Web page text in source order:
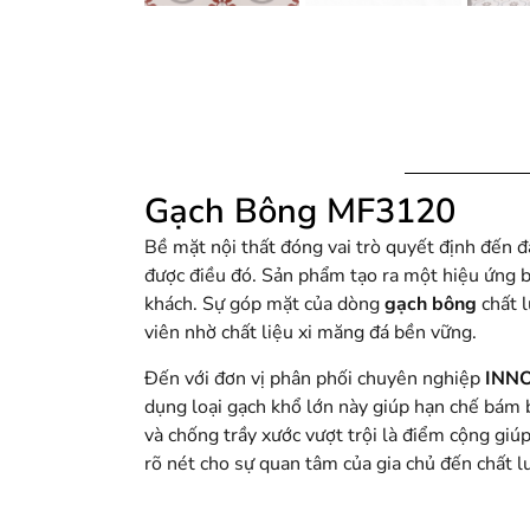
Gạch Bông MF3120
Bề mặt nội thất đóng vai trò quyết định đến
được điều đó. Sản phẩm tạo ra một hiệu ứng
khách. Sự góp mặt của dònggạch bông chất
viên nhờ chất liệu xi măng đá bền vững.
Đến với đơn vị phân phối chuyên nghiệp
dụng loại gạch khổ lớn này giúp hạn chế
và chống trầy xước vượt trội là điểm cộng
rõ nét cho sự quan tâm của gia chủ đến chất